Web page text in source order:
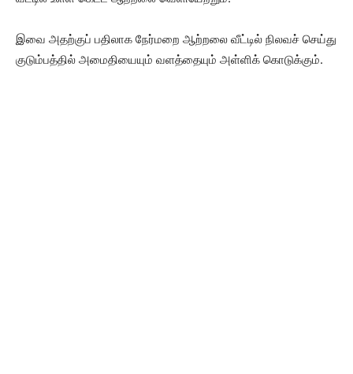
இவை அதற்குப் பதிலாக நேர்மறை ஆற்றலை வீட்டில் நிலவச் செய்து
குடும்பத்தில் அமைதியையும் வளத்தையும் அள்ளிக் கொடுக்கும்.